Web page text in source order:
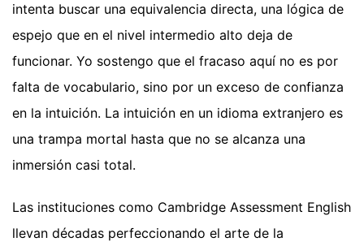
intenta buscar una equivalencia directa, una lógica de
espejo que en el nivel intermedio alto deja de
funcionar. Yo sostengo que el fracaso aquí no es por
falta de vocabulario, sino por un exceso de confianza
en la intuición. La intuición en un idioma extranjero es
una trampa mortal hasta que no se alcanza una
inmersión casi total.
Las instituciones como Cambridge Assessment English
llevan décadas perfeccionando el arte de la